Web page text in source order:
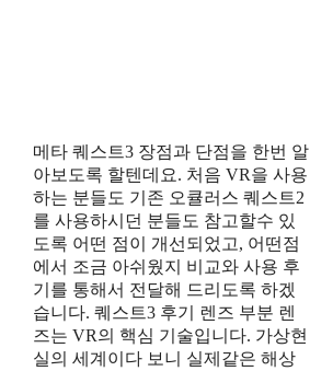
메타 퀘스트3 장점과 단점을 한번 알
아보도록 할텐데요. 처음 VR을 사용
하는 분들도 기존 오큘러스 퀘스트2
를 사용하시던 분들도 참고할수 있
도록 어떤 점이 개선되었고, 어떤점
에서 조금 아쉬웠지 비교와 사용 후
기를 통해서 전달해 드리도록 하겠
습니다. 퀘스트3 후기 렌즈 부분 렌
즈는 VR의 핵심 기술입니다. 가상현
실의 세계이다 보니 실제같은 해상